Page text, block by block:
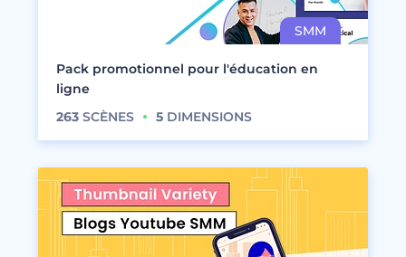
Pack promotionnel pour l'éducation en
ligne
263 SCÈNES 5 DIMENSIONS